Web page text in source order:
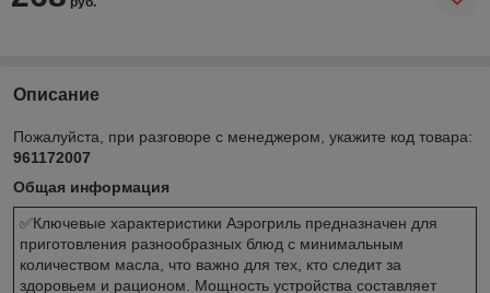
Описание
Пожалуйста, при разговоре с менеджером, укажите код товара:
961172007
Общая информация
✅Ключевые характеристики Аэрогриль предназначен для
приготовления разнообразных блюд с минимальным
количеством масла, что важно для тех, кто следит за
здоровьем и рационом. Мощность устройства составляет